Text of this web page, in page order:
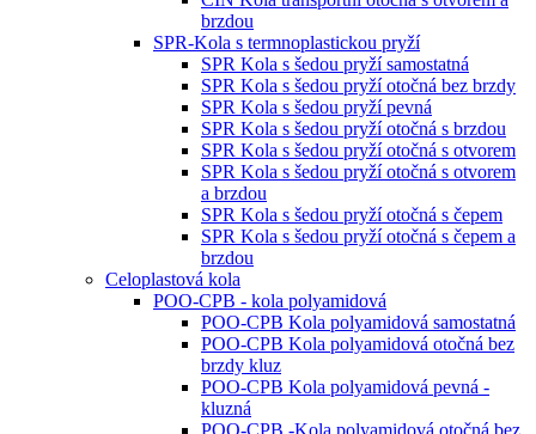
brzdou
SPR-Kola s termnoplastickou pryží
SPR Kola s šedou pryží samostatná
SPR Kola s šedou pryží otočná bez brzdy
SPR Kola s šedou pryží pevná
SPR Kola s šedou pryží otočná s brzdou
SPR Kola s šedou pryží otočná s otvorem
SPR Kola s šedou pryží otočná s otvorem
a brzdou
SPR Kola s šedou pryží otočná s čepem
SPR Kola s šedou pryží otočná s čepem a
brzdou
Celoplastová kola
POO-CPB - kola polyamidová
POO-CPB Kola polyamidová samostatná
POO-CPB Kola polyamidová otočná bez
brzdy kluz
POO-CPB Kola polyamidová pevná -
kluzná
POO-CPB -Kola polyamidová otočná bez